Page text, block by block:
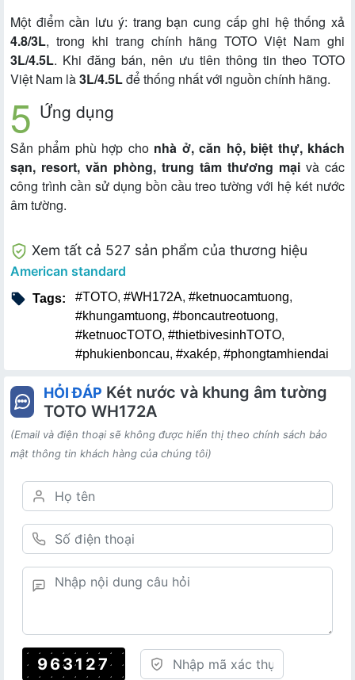
Một điểm cần lưu ý: trang bạn cung cấp ghi hệ thống xả
4.8/3L, trong khi trang chính hãng TOTO Việt Nam ghi
3L/4.5L. Khi đăng bán, nên ưu tiên thông tin theo TOTO
Việt Nam là3L/4.5Lđể thống nhất với nguồn chính hãng.
Ứng dụng
Sản phẩm phù hợp cho nhà ở, căn hộ, biệt thự, khách
sạn, resort, văn phòng, trung tâm thương mại và các
công trình cần sử dụng bồn cầu treo tường với hệ két nước
âm tường.
Xem tất cả 527 sản phẩm của thương hiệu
American standard
Tags: #TOTO, #WH172A, #ketnuocamtuong,
#khungamtuong, #boncautreotuong,
#ketnuocTOTO, #thietbivesinhTOTO,
#phukienboncau, #xakép, #phongtamhiendai
HỎI ĐÁP Két nước và khung âm tường
TOTO WH172A
(Email và điện thoại sẽ không được hiển thị theo chính sách bảo
mật thông tin khách hàng của chúng tôi)
963127